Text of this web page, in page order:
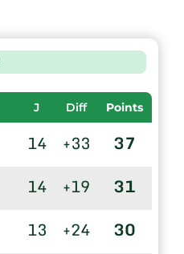
J Diff Points
14 +33 37
14 +19 31
13 +24 30